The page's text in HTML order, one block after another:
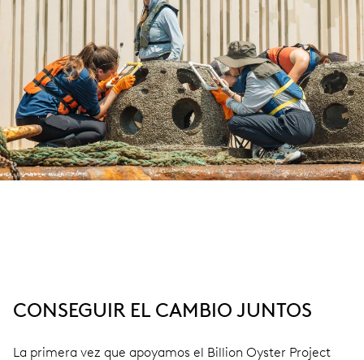
CONSEGUIR EL CAMBIO JUNTOS
La primera vez que apoyamos el Billion Oyster Project